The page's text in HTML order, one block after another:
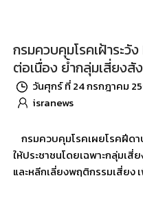
กรมควบคุมโรคเฝ้าระ
ต่อเนื่อง ย้ำกลุ่มเสี่ยงสั
วันศุกร์ ที่ 24 กรกฎาคม
isranews
กรมควบคุมโรคเผยโรคฝีด
ให้ประชาชนโดยเฉพาะกลุ่มเสี่
และหลีกเลี่ยงพฤติกรรมเสี่ยง